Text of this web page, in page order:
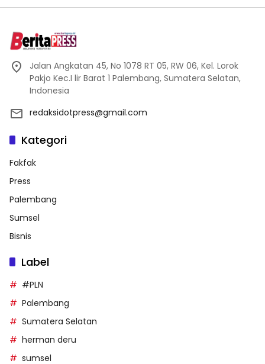
Jalan Angkatan 45, No 1078 RT 05, RW 06, Kel. Lorok
Pakjo Kec.I lir Barat 1 Palembang, Sumatera Selatan,
Indonesia
redaksidotpress@gmail.com
Kategori
Fakfak
Press
Palembang
Sumsel
Bisnis
Label
#PLN
Palembang
Sumatera Selatan
herman deru
sumsel